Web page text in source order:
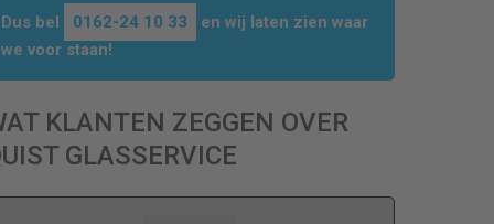
Dus bel 0162-24 10 33
en wij laten zien waar
we voor staan!
KLANTEN ZEGGEN OVER
GLASSERVICE